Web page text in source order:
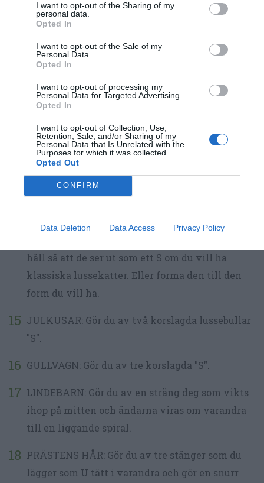
I want to opt-out of the Sharing of my
personal data.
Opted In
I want to opt-out of the Sale of my
Personal Data.
Opted In
I want to opt-out of processing my
Personal Data for Targeted Advertising.
Opted In
I want to opt-out of Collection, Use,
Retention, Sale, and/or Sharing of my
Personal Data that Is Unrelated with the
Purposes for which it was collected.
Opted Out
CONFIRM
Data Deletion Data Access Privacy Policy
Stjälp upp degen på mjölat bakbord. Knåda ihop
degen med någon dl extra vetemjöl så den är
smidig och lite klibbig men går att forma och
Dela degen på fyra delar och sedan varje del i 9
bitar till totalt 36 degbitar. Rulla ut längder på
ca 25 cm långa och någon cm i diameter. Tips är
att lägga en ren bakhandduk runt en skärbräda
och ha som underlag när du rullar ut degen så
går det lättare och man får bättre grepp när man
håll så att de ser ut som ett S om du vill ha
klassiska lussekatter. Eller forma den till den
form du vill ha.
JULKUSAR: Gör du av två korslagda lussebullar
"S".
GULLVAGN: Gör du av tre korslagda "S".
LINDEBARN: Gör du av en sträng deg som vikts
ihop på mitten och ändarna viras om varandra
till en liggande spiral.
PRÄSTENS HÅR: Gör du av tre stänger som du
lägger som U tätt i varandra och gör en snurr